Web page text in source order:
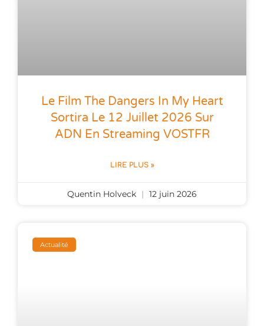
Le Film The Dangers In My Heart
Sortira Le 12 Juillet 2026 Sur
ADN En Streaming VOSTFR
LIRE PLUS »
Quentin Holveck 12 juin 2026
Actualité